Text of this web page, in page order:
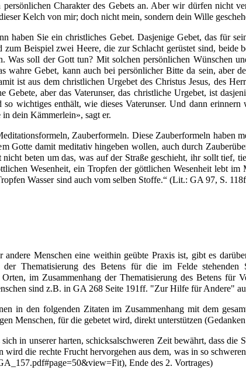
Charakter des Gebets an. Aber wir dürfen nicht
Kelch von mir; doch nicht mein, sondern dein Wille
haben Sie ein christliches Gebet. Dasjenige Gebet, das für
Beispiel zwei Heere, die zur Schlacht gerüstet sind, beide
Was soll der Gott tun? Mit solchen persönlichen Wünschen
wahre Gebet, kann auch bei persönlicher Bitte da sein, aber
ist aus dem christlichen Urgebet des Christus Jesus, des
Gebete, aber das Vaterunser, das christliche Urgebet, ist
wichtiges enthält, wie dieses Vaterunser. Und dann erinnern
in dein Kämmerlein», sagt er.
Zauberformeln. Diese Zauberformeln haben
Gotte damit meditativ hingeben wollen, auch durch
beten um das, was auf der Straße geschieht, ihr sollt tief,
Wesenheit, ein Tropfen der göttlichen Wesenheit lebt
Wasser sind auch vom selben Stoffe.“ (Lit.: GA 97, S. 118f
andere Menschen eine weithin geübte Praxis ist, gibt es
Thematisierung des Betens für die im Felde stehenden
im Zusammenhang der Thematisierung des Betens für
sind z.B. in GA 268 Seite 191ff. "Zur Hilfe für Andere"
in den folgenden Zitaten im Zusammenhang mit dem
Menschen, für die gebetet wird, direkt unterstützen
in unserer harten, schicksalschweren Zeit bewährt, dass die
wird die rechte Frucht hervorgehen aus dem, was in so
, Ende des 2. Vortrages)